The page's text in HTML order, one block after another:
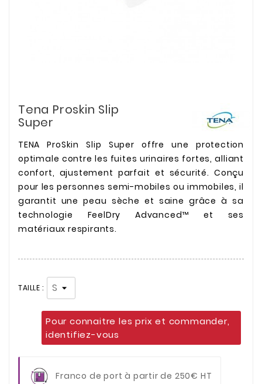
Tena Proskin Slip
Super
TENA ProSkin Slip Super offre une protection
optimale contre les fuites urinaires fortes, alliant
confort, ajustement parfait et sécurité. Conçu
pour les personnes semi-mobiles ou immobiles, il
garantit une peau sèche et saine grâce à sa
technologie FeelDry Advanced™ et ses
matériaux respirants.
TAILLE :
Pour connaitre les prix et commander,
identifiez-vous
Franco de port à partir de 250€ HT